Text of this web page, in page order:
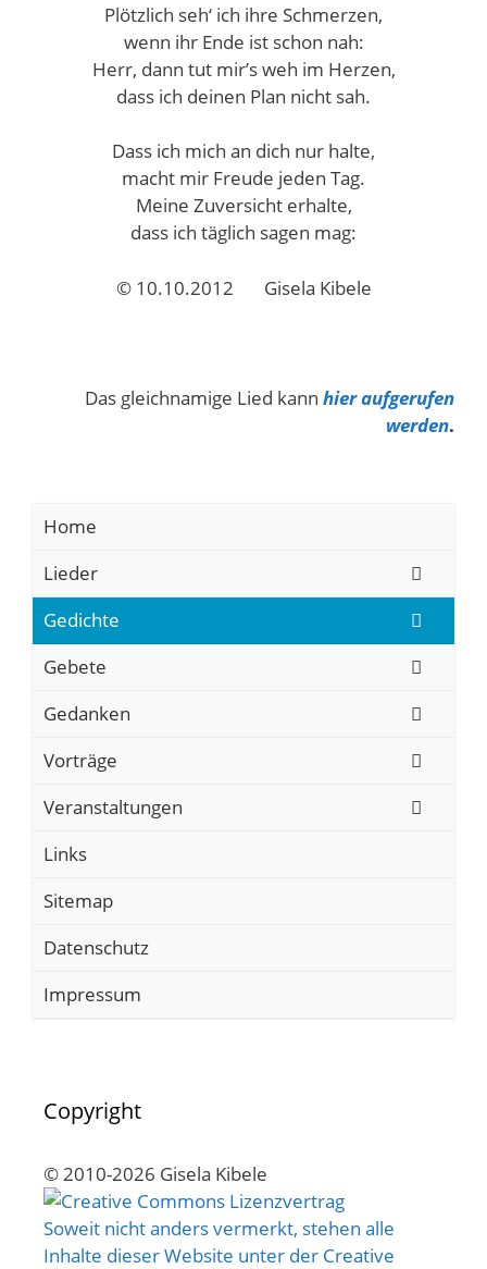
Plötzlich seh‘ ich ihre Schmerzen,
wenn ihr Ende ist schon nah:
Herr, dann tut mir’s weh im Herzen,
dass ich deinen Plan nicht sah.
Dass ich mich an dich nur halte,
macht mir Freude jeden Tag.
Meine Zuversicht erhalte,
dass ich täglich sagen mag:
© 10.10.2012 Gisela Kibele
Das gleichnamige Lied kann hier aufgerufen
werden.
Home
Lieder
Gedichte
Gebete
Gedanken
Vorträge
Veranstaltungen
Links
Sitemap
Datenschutz
Impressum
Copyright
© 2010-2026 Gisela Kibele
Soweit nicht anders vermerkt, stehen alle
Inhalte dieser Website unter der Creative